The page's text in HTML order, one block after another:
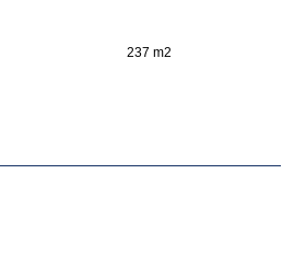
237 m2